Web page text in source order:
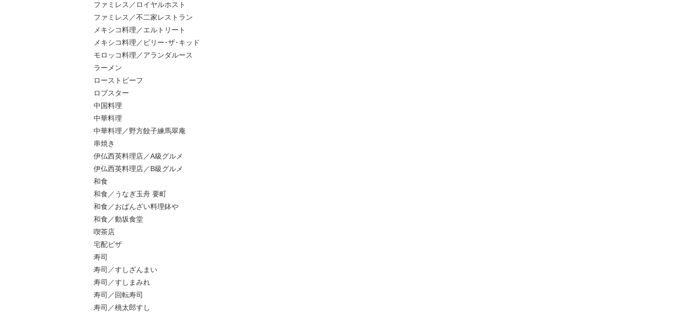
ファミレス／ロイヤルホスト
ファミレス／不二家レストラン
メキシコ料理／エルトリート
メキシコ料理／ビリー･ザ･キッド
モロッコ料理／アランダルース
ラーメン
ローストビーフ
ロブスター
中国料理
中華料理
中華料理／野方餃子練馬翠庵
串焼き
伊仏西英料理店／A級グルメ
伊仏西英料理店／B級グルメ
和食
和食／うなぎ玉舟 要町
和食／おばんざい料理鉢や
和食／動坂食堂
喫茶店
宅配ピザ
寿司
寿司／すしざんまい
寿司／すしまみれ
寿司／回転寿司
寿司／桃太郎すし